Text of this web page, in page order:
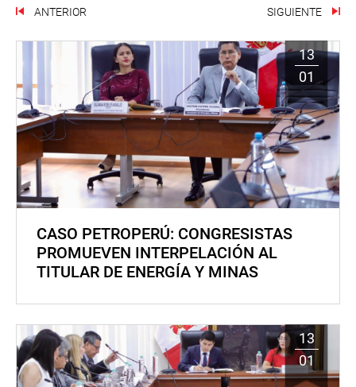
ANTERIOR SIGUIENTE
13
01
CASO PETROPERÚ: CONGRESISTAS
PROMUEVEN INTERPELACIÓN AL
TITULAR DE ENERGÍA Y MINAS
13
01